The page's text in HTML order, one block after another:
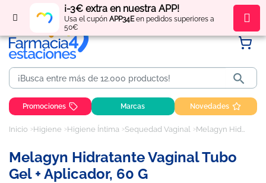
¡-3€ extra en nuestra APP!
Usa el cupón APP34Een pedidos superiores a
50€
Regístratey obténpuntos por tus compras

Promociones Marcas Novedades
Inicio Higiene Higiene Íntima Sequedad Vaginal Melagyn Hidratante Vaginal tubo gel + aplicador, 60 g
Melagyn Hidratante Vaginal Tubo
Gel + Aplicador, 60 G